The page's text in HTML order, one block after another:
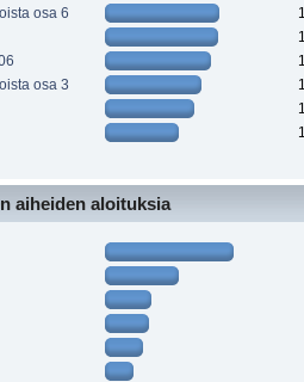
osa 6
osa 3
aiheiden aloituksia